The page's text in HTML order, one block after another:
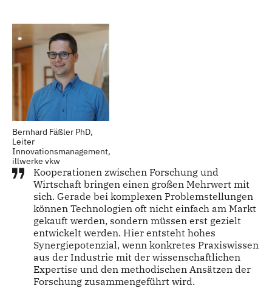
Bernhard Fäßler PhD,
Leiter
Innovationsmanagement,
illwerke vkw
Kooperationen zwischen Forschung und
Wirtschaft bringen einen großen Mehrwert mit
sich. Gerade bei komplexen Problemstellungen
können Technologien oft nicht einfach am Markt
gekauft werden, sondern müssen erst gezielt
entwickelt werden. Hier entsteht hohes
Synergiepotenzial, wenn konkretes Praxiswissen
aus der Industrie mit der wissenschaftlichen
Expertise und den methodischen Ansätzen der
Forschung zusammengeführt wird.